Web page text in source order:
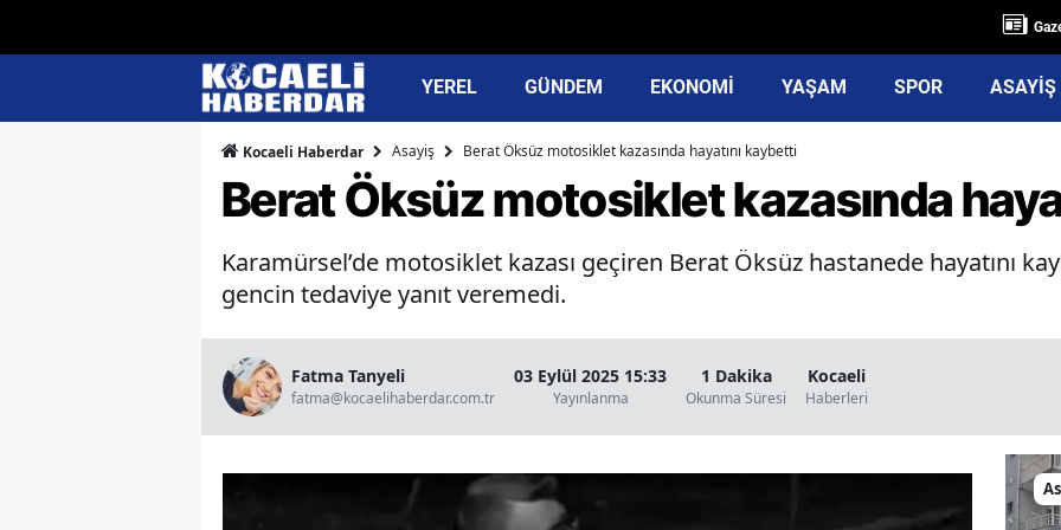
YEREL GÜNDEM EKONOMİ YAŞAM SPOR ASAYİŞ
Kocaeli Haberdar Asayiş Berat Öksüz motosiklet kazasında hayatını kaybetti
Berat Öksüz motosiklet kazasında
Karamürsel’de motosiklet kazası geçiren Berat Öksüz hastanede hayatını
gencin tedaviye yanıt veremedi.
Fatma Tanyeli
fatma@kocaelihaberdar.com.tr
03 Eylül 2025 15:33
Yayınlanma
1 Dakika
Okunma Süresi
Kocaeli
Haberleri